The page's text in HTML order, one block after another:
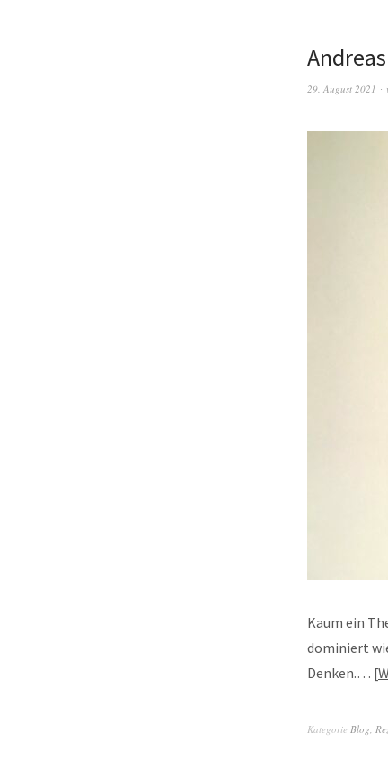
29. August 2021
Kaum ein
dominiert
Denken.…
Kategorie Blog